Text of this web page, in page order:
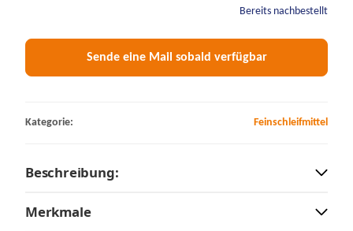
Bereits nachbestellt
Sende eine Mail sobald verfügbar
Kategorie: Feinschleifmittel
Beschreibung:
Merkmale